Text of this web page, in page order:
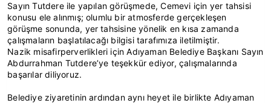
Sayın Tutdere ile yapılan görüşmede, Cemevi için yer tahsisi
konusu ele alınmış; olumlu bir atmosferde gerçekleşen
görüşme sonunda, yer tahsisine yönelik en kısa zamanda
çalışmaların başlatılacağı bilgisi tarafımıza iletilmiştir.
Nazik misafirperverlikleri için Adıyaman Belediye Başkanı Sayın
Abdurrahman Tutdere’ye teşekkür ediyor, çalışmalarında
başarılar diliyoruz.
Belediye ziyaretinin ardından aynı heyet ile birlikte Adıyaman